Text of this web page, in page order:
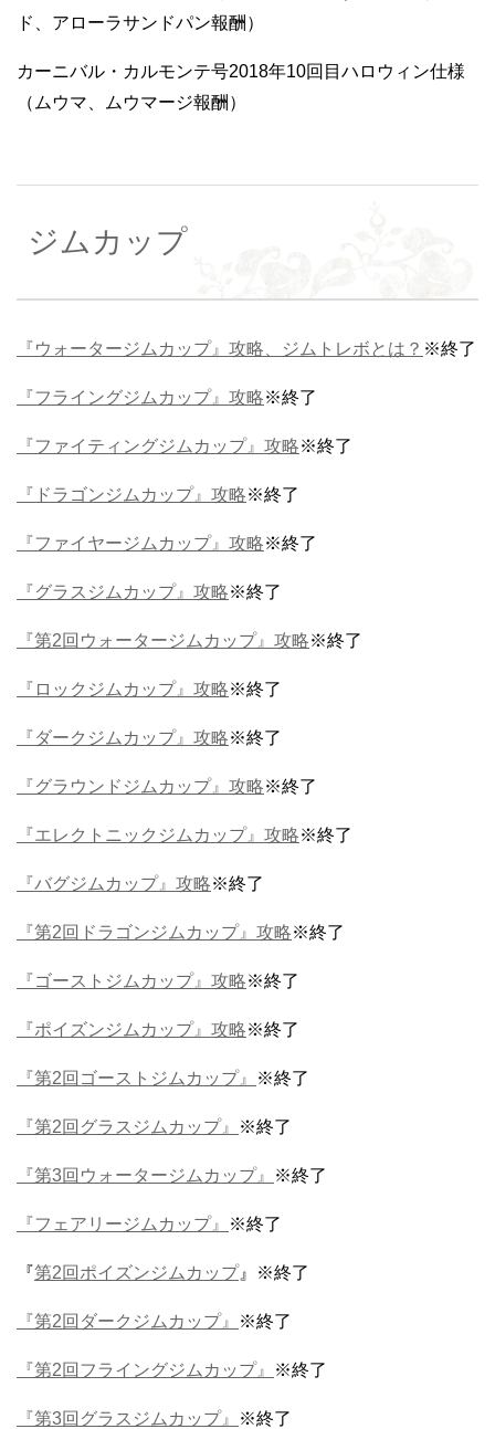
ド、アローラサンドパン報酬）
カーニバル・カルモンテ号2018年10回目ハロウィン仕様
（ムウマ、ムウマージ報酬）
ジムカップ
『ウォータージムカップ』攻略、ジムトレボとは？ ※終了
『フライングジムカップ』攻略※終了
『ファイティングジムカップ』攻略※終了
『ドラゴンジムカップ』攻略※終了
『ファイヤージムカップ』攻略※終了
『グラスジムカップ』攻略※終了
『第2回ウォータージムカップ』攻略※終了
『ロックジムカップ』攻略※終了
『ダークジムカップ』攻略※終了
『グラウンドジムカップ』攻略※終了
『エレクトニックジムカップ』攻略※終了
『バグジムカップ』攻略※終了
『第2回ドラゴンジムカップ』攻略※終了
『ゴーストジムカップ』攻略※終了
『ポイズンジムカップ』攻略※終了
『第2回ゴーストジムカップ』 ※終了
『第2回グラスジムカップ』 ※終了
『第3回ウォータージムカップ』 ※終了
『フェアリージムカップ』 ※終了
『第2回ポイズンジムカップ』※終了
『第2回ダークジムカップ』 ※終了
『第2回フライングジムカップ』 ※終了
『第3回グラスジムカップ』 ※終了